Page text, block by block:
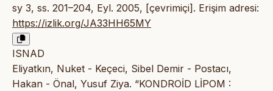
sy 3, ss. 201–204, Eyl. 2005, [çevrimiçi]. Erişim adresi:
https://izlik.org/JA33HH65MY
ISNAD
Eliyatkın, Nuket - Keçeci, Sibel Demir - Postacı,
Hakan - Önal, Yusuf Ziya. “KONDROİD LİPOM :